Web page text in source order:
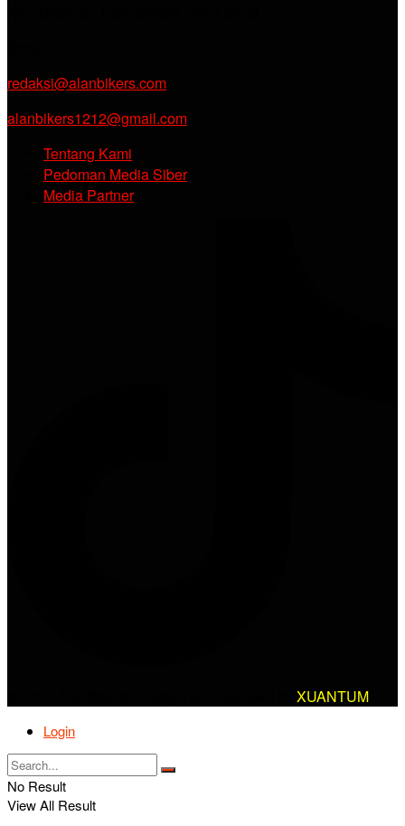
redaksi@alanbikers.com
alanbikers1212@gmail.com
Tentang Kami
Pedoman Media Siber
Media Partner
XUANTUM
Login
No Result
View All Result